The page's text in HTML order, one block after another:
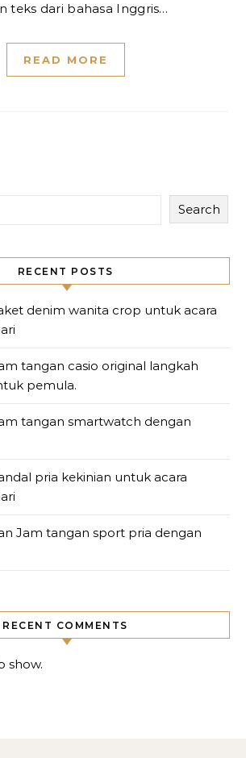
teks dari bahasa Inggris…
READ MORE
Search
RECENT POSTS
denim wanita crop untuk acara
tangan casio original langkah
pemula.
tangan smartwatch dengan
pria kekinian untuk acara
Jam tangan sport pria dengan
RECENT COMMENTS
show.